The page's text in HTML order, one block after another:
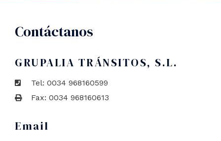
Contáctanos
GRUPALIA TRÁNSITOS, S.L.
Tel: 0034 968160599
Fax: 0034 968160613
Email